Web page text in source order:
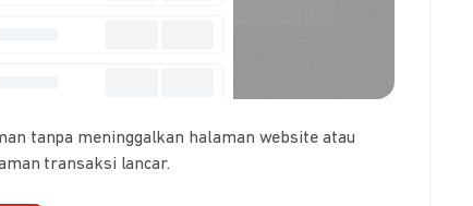
tanpa meninggalkan halaman website atau
transaksi lancar.